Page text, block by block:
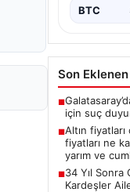
BTC
Son
■
için suç
■Altın fiyatları
fiyatları ne
yarım ve
■34 Yıl Sonra
Kardeşler